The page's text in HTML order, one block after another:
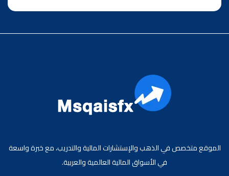
الموقع متخصص في الذهب والإستشارات المالية والتدريب، مع خبرة واسعة
في الأسواق المالية العالمية والعربية.